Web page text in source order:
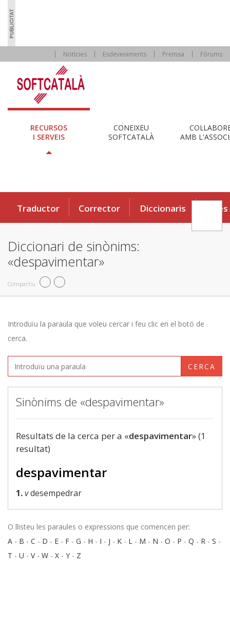
Notícies Esdeveniments Premsa Fòrums
RECURSOS
I SERVEIS
CONEIXEU
SOFTCATALÀ
AMB
Traductor Corrector Diccionaris Eines
Diccionari de sinònims:
«despavimentar»
Compartiu
Introduïu la paraula que voleu cercar i feu clic en el botó de
cerca.
CERCA
Sinònims de «despavimentar»
Resultats de la cerca per a «despavimentar» (1
resultat)
despavimentar
1.vdesempedrar
O llisteu les paraules o expressions que comencen per:
A - B - C - D - E - F - G - H - I - J - K - L - M - N - O - P - Q - R - S -
T - U - V- W - X - Y - Z